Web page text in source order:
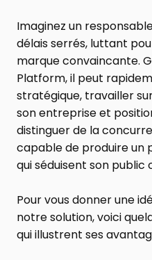
Imaginez un
délais serrés, luttant
marque convaincante.
Platform, il peut
stratégique, travailler
son entreprise et
distinguer de la
capable de produire un
qui séduisent son public
Pour vous donner une
notre solution, voici
qui illustrent ses